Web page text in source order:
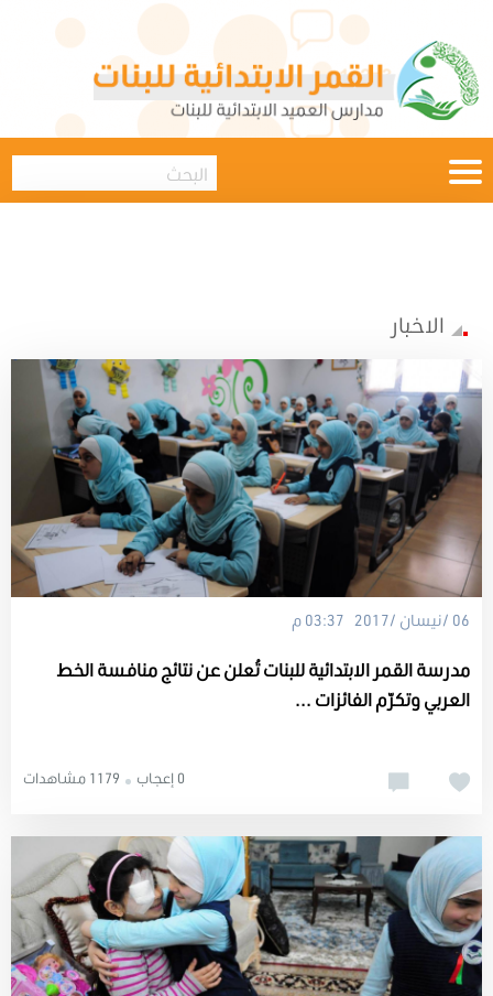
الاخبار
06 /نيسان /2017 03:37 م
مدرسة القمر الابتدائية للبنات تُعلن عن نتائج منافسة الخط
العربي وتكرّم الفائزات ...
1179 مشاهدات 0 إعجاب